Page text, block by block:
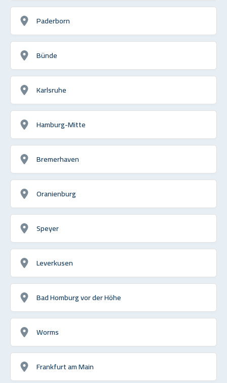
Paderborn
Bünde
Karlsruhe
Hamburg-Mitte
Bremerhaven
Oranienburg
Speyer
Leverkusen
Bad Homburg vor der Höhe
Worms
Frankfurt am Main